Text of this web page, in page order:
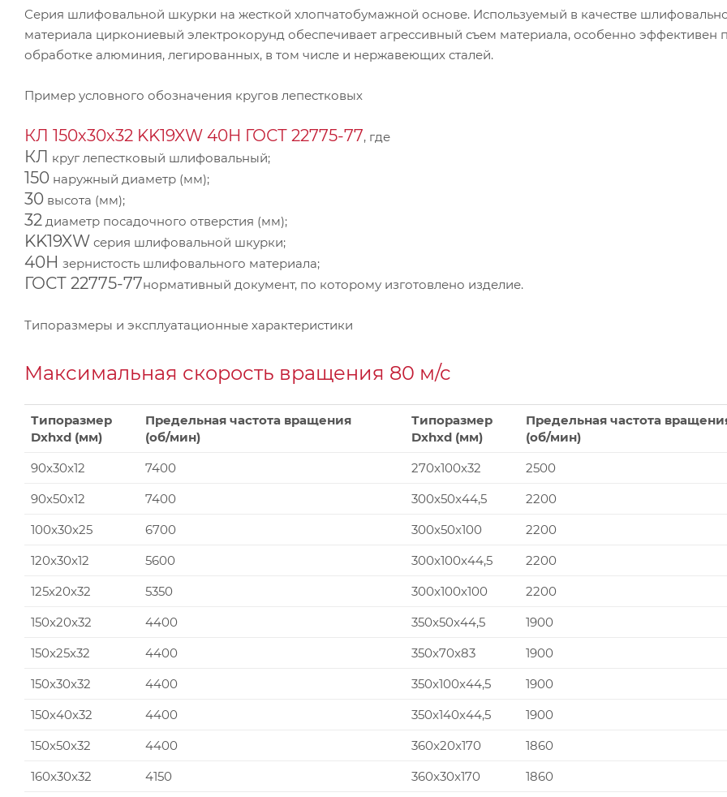
Серия шлифовальной шкурки на жесткой хлопчатобумажной основе. Используемый в качестве
материала циркониевый электрокорунд обеспечивает агрессивный съем материала, особенно эффективен
обработке алюминия, легированных, в том числе и нержавеющих сталей.
Пример условного обозначения кругов лепестковых
КЛ 150х30х32 KK19XW 40Н ГОСТ 22775-77, где
КЛ круг лепестковый шлифовальный;
150 наружный диаметр (мм);
30 высота (мм);
32 диаметр посадочного отверстия (мм);
KK19XW серия шлифовальной шкурки;
40Н зернистость шлифовального материала;
ГОСТ 22775-77нормативный документ, по которому изготовлено изделие.
Типоразмеры и эксплуатационные характеристики
Максимальная скорость вращения 80 м/с
Типоразмер
Dxhxd (мм)
Предельная частота вращения
(об/мин)
Типоразмер
Dxhxd (мм)
Предельная частота
(об/мин)
90x30x12
7400 270x100x32
2500
90x50x12
7400 300x50x44,5
2200
100x30x25
6700 300x50x100
2200
120x30x12
5600 300x100x44,5
2200
125x20x32
5350 300x100x100
2200
150x20x32
4400 350x50x44,5
1900
150x25x32
4400 350x70x83
1900
150x30x32
4400 350x100x44,5
1900
150x40x32
4400 350x140x44,5
1900
150x50x32
4400 360x20x170
1860
160x30x32
4150 360x30x170
1860